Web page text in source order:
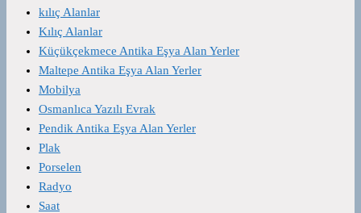
kılıç Alanlar
Kılıç Alanlar
Küçükçekmece Antika Eşya Alan Yerler
Maltepe Antika Eşya Alan Yerler
Mobilya
Osmanlıca Yazılı Evrak
Pendik Antika Eşya Alan Yerler
Plak
Porselen
Radyo
Saat